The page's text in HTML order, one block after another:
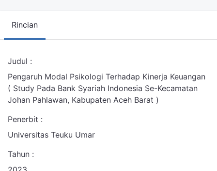
Rincian
Judul :
Pengaruh Modal Psikologi Terhadap Kinerja Keuangan
( Study Pada Bank Syariah Indonesia Se-Kecamatan
Johan Pahlawan, Kabupaten Aceh Barat )
Penerbit :
Universitas Teuku Umar
Tahun :